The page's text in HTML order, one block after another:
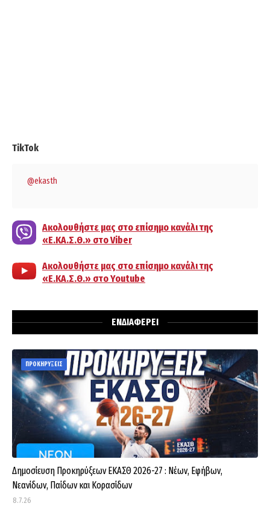
TikTok
@ekasth
Ακολουθήστε μας στο επίσημο κανάλι της
«Ε.ΚΑ.Σ.Θ.» στο Viber
Ακολουθήστε μας στο επίσημο κανάλι της
«Ε.ΚΑ.Σ.Θ.» στο Youtube
ΕΝΔΙΑΦΕΡΕΙ
ΠΡΟΚΗΡΥΞΕΙΣ
Δημοσίευση Προκηρύξεων ΕΚΑΣΘ 2026-27 : Νέων, Εφήβων,
Νεανίδων, Παίδων και Κορασίδων
8.7.26